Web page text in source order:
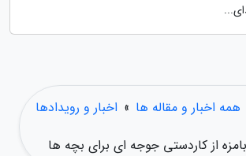
همه اخبار و مقاله ها » اخبار و رویدادها